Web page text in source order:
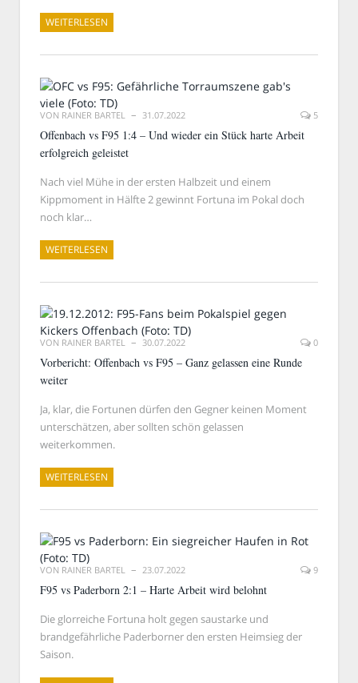
WEITERLESEN
VON RAINER BARTEL 31.07.2022 5
Offenbach vs F95 1:4 – Und wieder ein Stück harte Arbeit
erfolgreich geleistet
Nach viel Mühe in der ersten Halbzeit und einem
Kippmoment in Hälfte 2 gewinnt Fortuna im Pokal doch
noch klar…
WEITERLESEN
VON RAINER BARTEL 30.07.2022 0
Vorbericht: Offenbach vs F95 – Ganz gelassen eine Runde
weiter
Ja, klar, die Fortunen dürfen den Gegner keinen Moment
unterschätzen, aber sollten schön gelassen
weiterkommen.
WEITERLESEN
VON RAINER BARTEL 23.07.2022 9
F95 vs Paderborn 2:1 – Harte Arbeit wird belohnt
Die glorreiche Fortuna holt gegen saustarke und
brandgefährliche Paderborner den ersten Heimsieg der
Saison.